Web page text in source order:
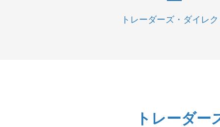
トレーダーズ・ダイレ
トレーダー